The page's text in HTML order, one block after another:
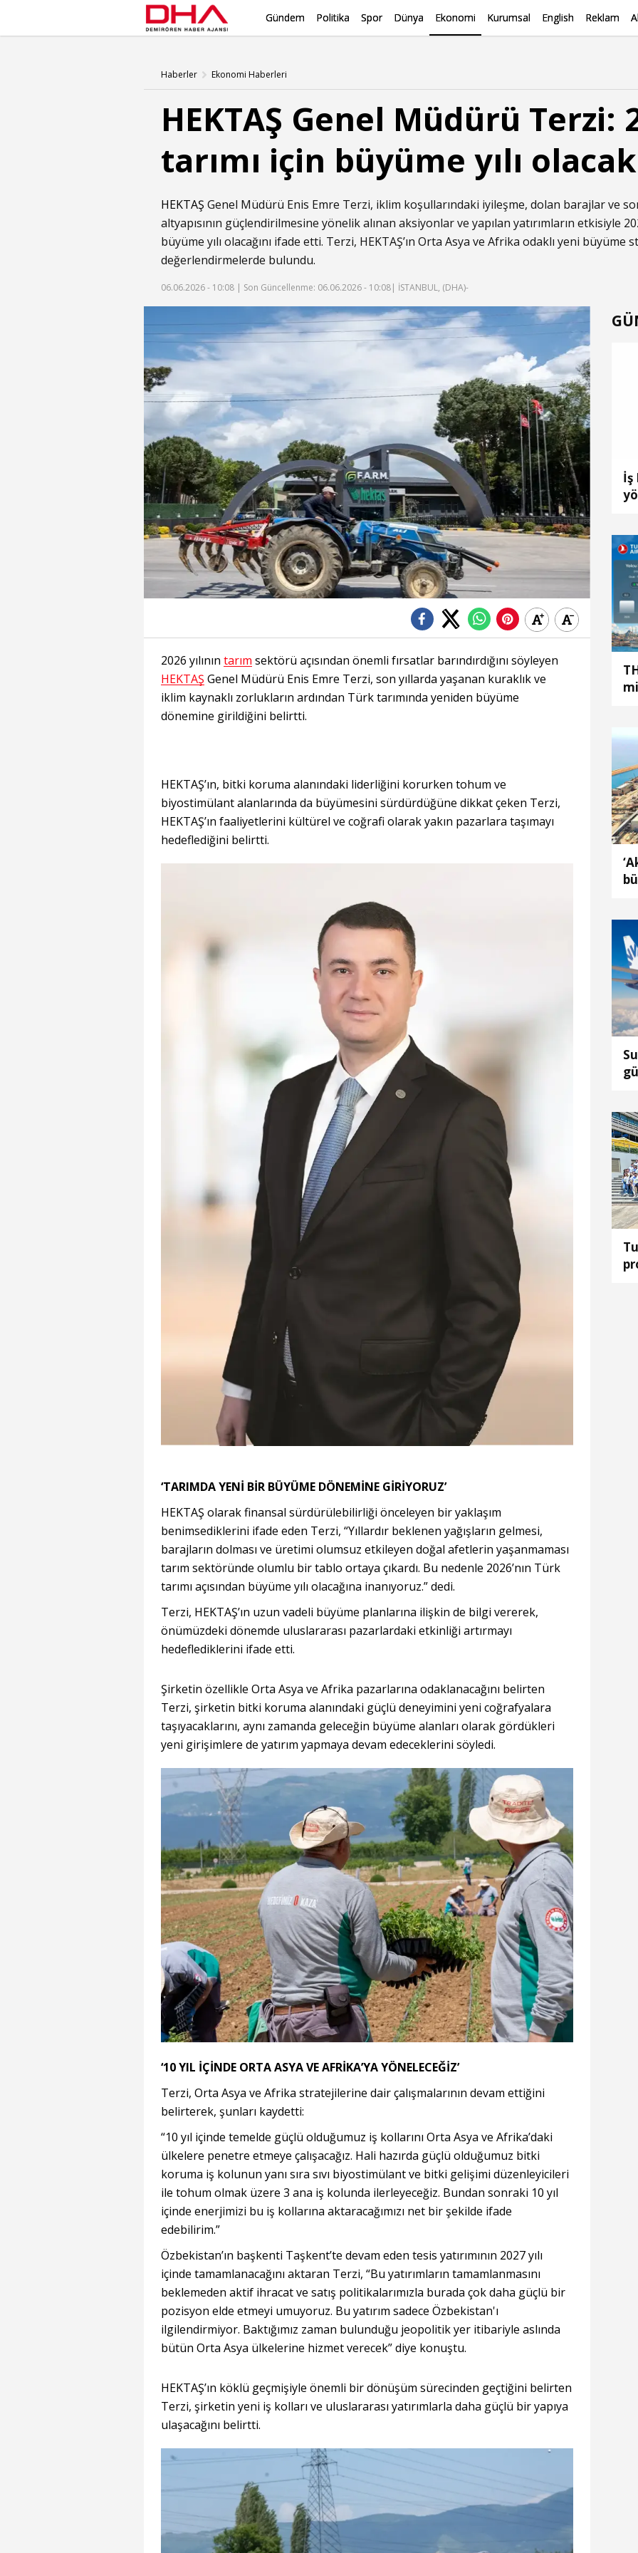
Gündem Politika Spor Dünya Ekonomi Kurumsal English Reklam
Haberler Ekonomi Haberleri
HEKTAŞ Genel Müdürü Terzi:
tarımı için büyüme yılı olacak
HEKTAŞ Genel Müdürü Enis Emre Terzi, iklim koşullarındaki iyileşme, dolan barajlar ve
altyapısının güçlendirilmesine yönelik alınan aksiyonlar ve yapılan yatırımların etkisiyle
büyüme yılı olacağını ifade etti. Terzi, HEKTAŞ’ın Orta Asya ve Afrika odaklı yeni büyüme
değerlendirmelerde bulundu.
06.06.2026 - 10:08 | Son Güncellenme: 06.06.2026 - 10:08| İSTANBUL, (DHA)-
2026 yılının tarım sektörü açısından önemli fırsatlar barındırdığını söyleyen
HEKTAŞ Genel Müdürü Enis Emre Terzi, son yıllarda yaşanan kuraklık ve
iklim kaynaklı zorlukların ardından Türk tarımında yeniden büyüme
dönemine girildiğini belirtti.
HEKTAŞ’ın, bitki koruma alanındaki liderliğini korurken tohum ve
biyostimülant alanlarında da büyümesini sürdürdüğüne dikkat çeken Terzi,
HEKTAŞ’ın faaliyetlerini kültürel ve coğrafi olarak yakın pazarlara taşımayı
hedeflediğini belirtti.
‘TARIMDA YENİ BİR BÜYÜME DÖNEMİNE GİRİYORUZ’
HEKTAŞ olarak finansal sürdürülebilirliği önceleyen bir yaklaşım
benimsediklerini ifade eden Terzi, “Yıllardır beklenen yağışların gelmesi,
barajların dolması ve üretimi olumsuz etkileyen doğal afetlerin yaşanmaması
tarım sektöründe olumlu bir tablo ortaya çıkardı. Bu nedenle 2026’nın Türk
tarımı açısından büyüme yılı olacağına inanıyoruz.” dedi.
Terzi, HEKTAŞ’ın uzun vadeli büyüme planlarına ilişkin de bilgi vererek,
önümüzdeki dönemde uluslararası pazarlardaki etkinliği artırmayı
hedeflediklerini ifade etti.
Şirketin özellikle Orta Asya ve Afrika pazarlarına odaklanacağını belirten
Terzi, şirketin bitki koruma alanındaki güçlü deneyimini yeni coğrafyalara
taşıyacaklarını, aynı zamanda geleceğin büyüme alanları olarak gördükleri
yeni girişimlere de yatırım yapmaya devam edeceklerini söyledi.
‘10 YIL İÇİNDE ORTA ASYA VE AFRİKA’YA YÖNELECEĞİZ’
Terzi, Orta Asya ve Afrika stratejilerine dair çalışmalarının devam ettiğini
belirterek, şunları kaydetti:
“10 yıl içinde temelde güçlü olduğumuz iş kollarını Orta Asya ve Afrika’daki
ülkelere penetre etmeye çalışacağız. Hali hazırda güçlü olduğumuz bitki
koruma iş kolunun yanı sıra sıvı biyostimülant ve bitki gelişimi düzenleyicileri
ile tohum olmak üzere 3 ana iş kolunda ilerleyeceğiz. Bundan sonraki 10 yıl
içinde enerjimizi bu iş kollarına aktaracağımızı net bir şekilde ifade
edebilirim.”
Özbekistan’ın başkenti Taşkent’te devam eden tesis yatırımının 2027 yılı
içinde tamamlanacağını aktaran Terzi, “Bu yatırımların tamamlanmasını
beklemeden aktif ihracat ve satış politikalarımızla burada çok daha güçlü bir
pozisyon elde etmeyi umuyoruz. Bu yatırım sadece Özbekistan'ı
ilgilendirmiyor. Baktığımız zaman bulunduğu jeopolitik yer itibariyle aslında
bütün Orta Asya ülkelerine hizmet verecek” diye konuştu.
HEKTAŞ’ın köklü geçmişiyle önemli bir dönüşüm sürecinden geçtiğini belirten
Terzi, şirketin yeni iş kolları ve uluslararası yatırımlarla daha güçlü bir yapıya
ulaşacağını belirtti.
İş